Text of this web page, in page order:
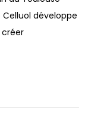
développe